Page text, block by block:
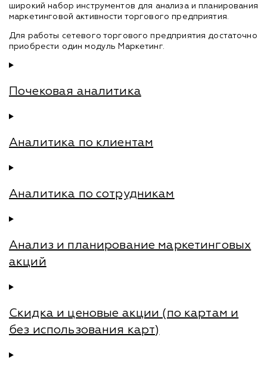
широкий набор инструментов для анализа и планирования
маркетинговой активности торгового предприятия.
Для работы сетевого торгового предприятия достаточно
приобрести один модуль Маркетинг.
Почековая аналитика
Аналитика по клиентам
Аналитика по сотрудникам
Анализ и планирование маркетинговых
акций
Скидка и ценовые акции (по картам и
без использования карт)